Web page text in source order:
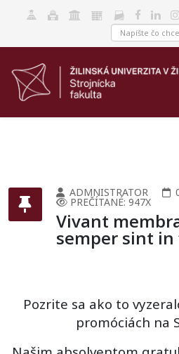
ADMNISTRATOR
PREČÍTANÉ: 947X
Vivant
semper sint in
Pozrite sa ako to
promóciách na